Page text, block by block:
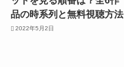
品の時系列と無料視聴方法
2022年5月2日